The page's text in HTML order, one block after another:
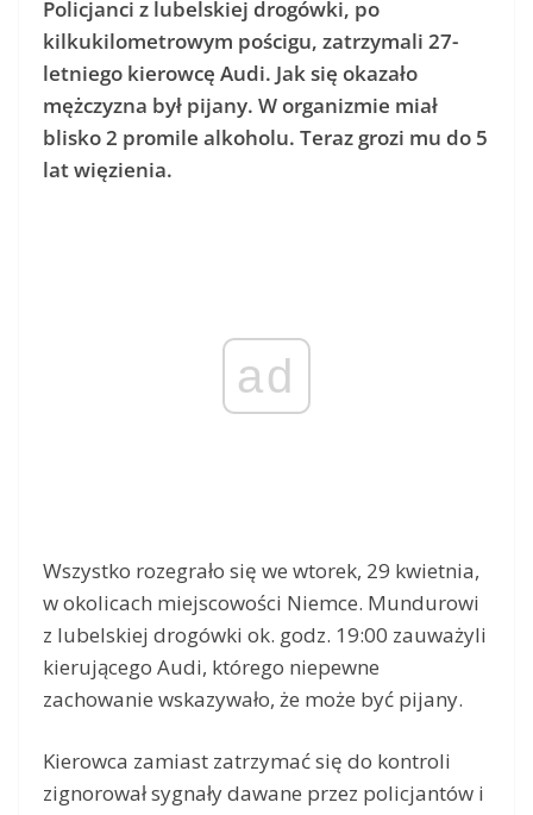
Policjanci z lubelskiej drogówki, po
kilkukilometrowym pościgu, zatrzymali 27-
letniego kierowcę Audi. Jak się okazało
mężczyzna był pijany. W organizmie miał
blisko 2 promile alkoholu. Teraz grozi mu do 5
lat więzienia.
ad
Wszystko rozegrało się we wtorek, 29 kwietnia,
w okolicach miejscowości Niemce. Mundurowi
z lubelskiej drogówki ok. godz. 19:00 zauważyli
kierującego Audi, którego niepewne
zachowanie wskazywało, że może być pijany.
Kierowca zamiast zatrzymać się do kontroli
zignorował sygnały dawane przez policjantów i